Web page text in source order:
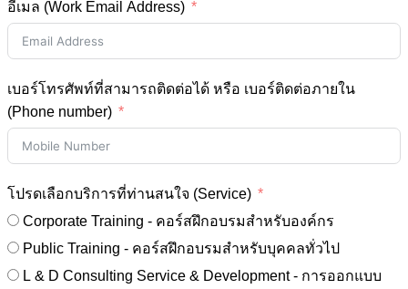
อีเมล (Work Email Address)
เบอร์โทรศัพท์ที่สามารถติดต่อได้ หรือ เบอร์ติดต่อภายใน
(Phone number)
โปรดเลือกบริการที่ท่านสนใจ (Service)
Corporate Training - คอร์สฝึกอบรมสำหรับองค์กร
Public Training - คอร์สฝึกอบรมสำหรับบุคคลทั่วไป
L & D Consulting Service & Development - การออกแบบ